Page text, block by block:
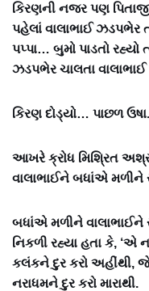
કિરણની નજર પણ
પહેલાં વાલાભાઈ ઝડપભેર
પપ્પા… બુમો પાડતો રહ્યો
ઝડપભેર ચાલતા વાલાભાઈ
કિરણ દોડ્યો… પાછળ
આખરે ક્રોધ મિશ્રિત
વાલાભાઈને બધાંએ મળીને
બધાંએ મળીને વાલાભાઈને
નિકળી રહ્યા હતા કે, ‘એ
કલંકને દુર કરો અહીંથી,
નરાધમને દુર કરો મારાથી.